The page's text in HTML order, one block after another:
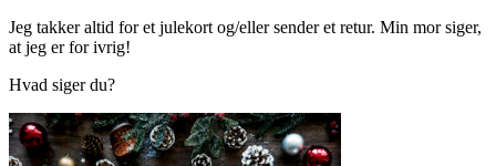
Jeg takker altid for et julekort og/eller sender et retur. Min mor siger,
at jeg er for ivrig!
Hvad siger du?